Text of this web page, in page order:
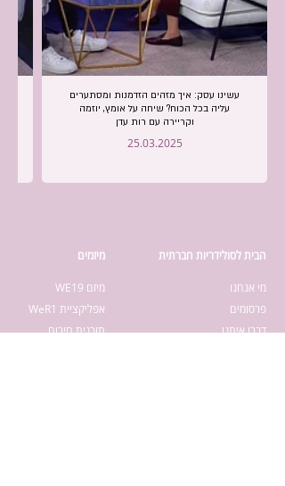
עשינו עסק: איך מזהים הזדמנות ומסתערים
עליה בכל הכוח? שיחה על אומץ, יוזמה
וקריירה עם רות עדן
25.03.2025
הבית לסולידריות חברתית
מי אנחנו
פרסומים
דברו איתנו
מיזמים
מיזם WE19
אפליקציית WeR1
תוכנית חירום